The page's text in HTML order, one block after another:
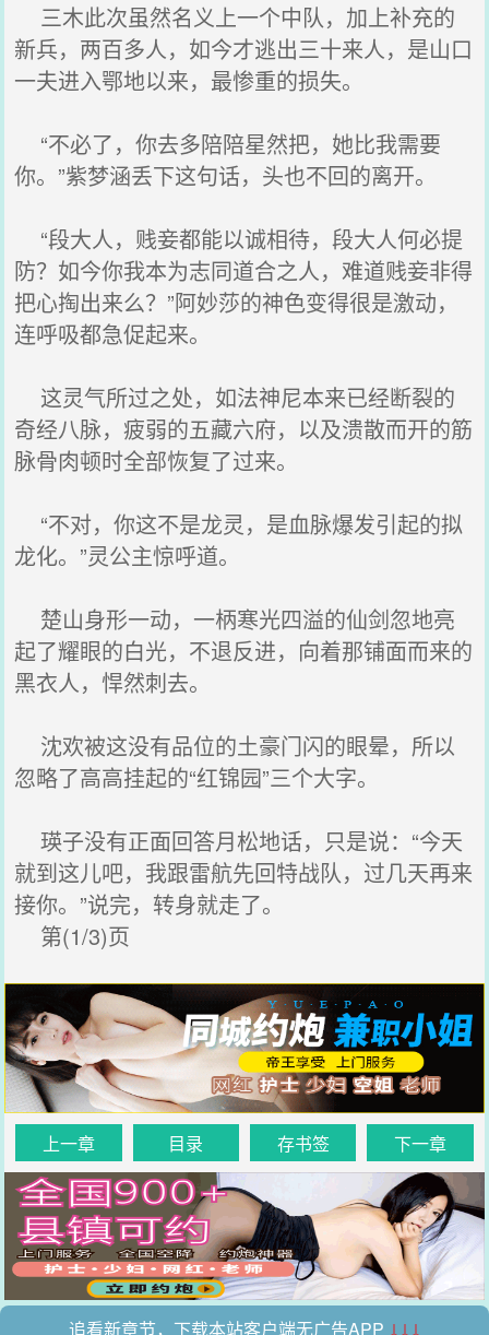
三木此次虽然名义上一个中队，加上补充的
新兵，两百多人，如今才逃出三十来人，是山口
一夫进入鄂地以来，最惨重的损失。
“不必了，你去多陪陪星然把，她比我需要
你。”紫梦涵丢下这句话，头也不回的离开。
“段大人，贱妾都能以诚相待，段大人何必提
防？如今你我本为志同道合之人，难道贱妾非得
把心掏出来么？”阿妙莎的神色变得很是激动，
连呼吸都急促起来。
这灵气所过之处，如法神尼本来已经断裂的
奇经八脉，疲弱的五藏六府，以及溃散而开的筋
脉骨肉顿时全部恢复了过来。
“不对，你这不是龙灵，是血脉爆发引起的拟
龙化。”灵公主惊呼道。
楚山身形一动，一柄寒光四溢的仙剑忽地亮
起了耀眼的白光，不退反进，向着那铺面而来的
黑衣人，悍然刺去。
沈欢被这没有品位的土豪门闪的眼晕，所以
忽略了高高挂起的“红锦园”三个大字。
瑛子没有正面回答月松地话，只是说：“今天
就到这儿吧，我跟雷航先回特战队，过几天再来
接你。”说完，转身就走了。
第(1/3)页
上一章 目录 存书签 下一章
追看新章节，下载本站客户端无广告APP ↓↓↓